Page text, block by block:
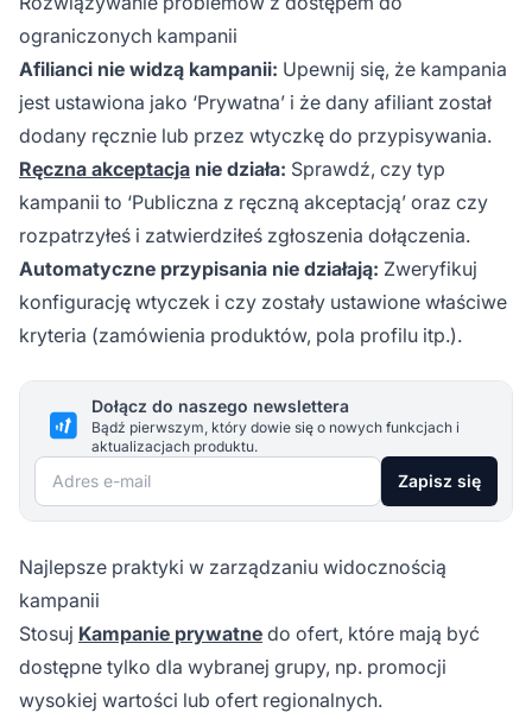
ograniczonych kampanii
Afilianci nie widzą kampanii: Upewnij się, że kampania
jest ustawiona jako ‘Prywatna’ i że dany afiliant został
dodany ręcznie lub przez wtyczkę do przypisywania.
Ręczna akceptacja nie działa: Sprawdź, czy typ
kampanii to ‘Publiczna z ręczną akceptacją’ oraz czy
rozpatrzyłeś i zatwierdziłeś zgłoszenia dołączenia.
Automatyczne przypisania nie działają: Zweryfikuj
konfigurację wtyczek i czy zostały ustawione właściwe
kryteria (zamówienia produktów, pola profilu itp.).
Dołącz do naszego newslettera
Bądź pierwszym, który dowie się o nowych funkcjach i
aktualizacjach produktu.
Adres e-mail Zapisz się
Najlepsze praktyki w zarządzaniu widocznością
kampanii
Stosuj Kampanie prywatne do ofert, które mają być
dostępne tylko dla wybranej grupy, np. promocji
wysokiej wartości lub ofert regionalnych.